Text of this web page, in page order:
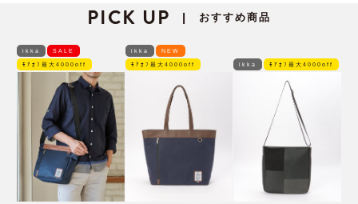
PICK UP | おすすめ商品
ikka SALE
ﾓｱｵﾌ最大4000off
ikka NEW
ﾓｱｵﾌ最大4000off ikka ﾓｱｵﾌ最大4000off